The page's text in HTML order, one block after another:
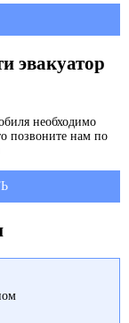
эвакуатор
необходимо
позвоните нам по